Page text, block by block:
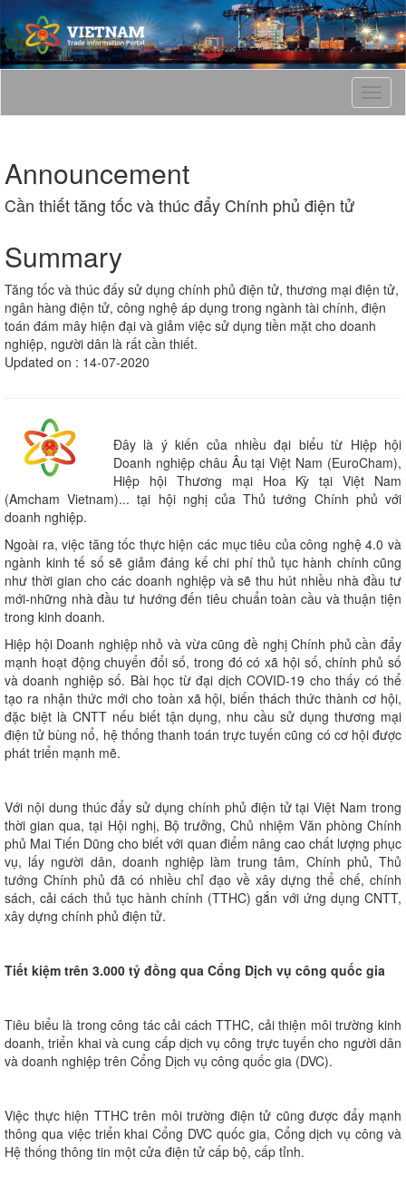
T
o
a
t
i
Announcement
Cần thiết tăng tốc và thúc đẩy Chính phủ điện tử
Summary
Tăng tốc và thúc đấy sử dụng chính phủ điện tử, thương mại điện tử,
ngân hàng điện tử, công nghệ áp dụng trong ngành tài chính, điện
toán đám mây hiện đại và giảm việc sử dụng tiền mặt cho doanh
nghiệp, người dân là rất cần thiết.
Updated on : 14-07-2020
Đây là ý kiến của nhiều đại biểu từ Hiệp hội
Doanh nghiệp châu Âu tại Việt Nam (EuroCham),
Hiệp hội Thương mại Hoa Kỳ tại Việt Nam
(Amcham Vietnam)... tại hội nghị của Thủ tướng Chính phủ với
doanh nghiệp.
Ngoài ra, việc tăng tốc thực hiện các mục tiêu của công nghệ 4.0 và
ngành kinh tế số sẽ giảm đáng kế chi phí thủ tục hành chính cũng
như thời gian cho các doanh nghiệp và sẽ thu hút nhiều nhà đầu tư
mới-những nhà đầu tư hướng đến tiêu chuẩn toàn cầu và thuận tiện
trong kinh doanh.
Hiệp hội Doanh nghiệp nhỏ và vừa cũng đề nghị Chính phủ cần đẩy
mạnh hoạt động chuyển đổi số, trong đó có xã hội số, chính phủ số
và doanh nghiệp số. Bài học từ đại dịch COVID-19 cho thấy có thể
tạo ra nhận thức mới cho toàn xã hội, biến thách thức thành cơ hội,
đặc biệt là CNTT nếu biết tận dụng, nhu cầu sử dụng thương mại
điện tử bùng nổ, hệ thống thanh toán trực tuyến cũng có cơ hội được
phát triển mạnh mẽ.
Với nội dung thúc đẩy sử dụng chính phủ điện tử tại Việt Nam trong
thời gian qua, tại Hội nghị, Bộ trưởng, Chủ nhiệm Văn phòng Chính
phủ Mai Tiến Dũng cho biết với quan điểm nâng cao chất lượng phục
vụ, lấy người dân, doanh nghiệp làm trung tâm, Chính phủ, Thủ
tướng Chính phủ đã có nhiều chỉ đạo về xây dựng thể chế, chính
sách, cải cách thủ tục hành chính (TTHC) gắn với ứng dụng CNTT,
xây dựng chính phủ điện tử.
Tiết kiệm trên 3.000 tỷ đồng qua Cổng Dịch vụ công quốc gia
Tiêu biểu là trong công tác cải cách TTHC, cải thiện môi trường kinh
doanh, triển khai và cung cấp dịch vụ công trực tuyến cho người dân
và doanh nghiệp trên Cổng Dịch vụ công quốc gia (DVC).
Việc thực hiện TTHC trên môi trường điện tử cũng được đẩy mạnh
thông qua việc triển khai Cổng DVC quốc gia, Cổng dịch vụ công và
Hệ thống thông tin một cửa điện tử cấp bộ, cấp tỉnh.